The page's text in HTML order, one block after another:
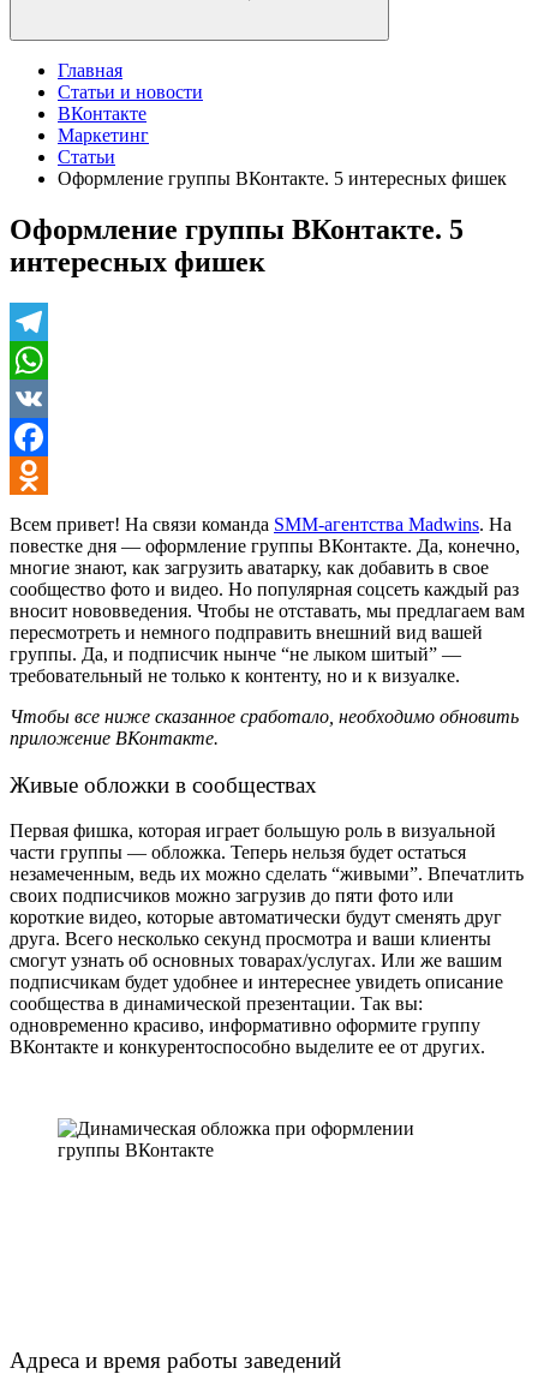
Главная
Статьи и новости
ВКонтакте
Маркетинг
Статьи
Оформление группы ВКонтакте. 5 интересных фишек
Оформление группы ВКонтакте. 5
интересных фишек
Telegram
WhatsApp
VK
Facebook
Odnoklassniki
Всем привет! На связи команда SMM-агентства Madwins. На
повестке дня — оформление группы ВКонтакте. Да, конечно,
многие знают, как загрузить аватарку, как добавить в свое
сообщество фото и видео. Но популярная соцсеть каждый раз
вносит нововведения. Чтобы не отставать, мы предлагаем вам
пересмотреть и немного подправить внешний вид вашей
группы. Да, и подписчик нынче “не лыком шитый” —
требовательный не только к контенту, но и к визуалке.
Чтобы все ниже сказанное сработало, необходимо обновить
приложение ВКонтакте.
Живые обложки в сообществах
Первая фишка, которая играет большую роль в визуальной
части группы — обложка. Теперь нельзя будет остаться
незамеченным, ведь их можно сделать “живыми”. Впечатлить
своих подписчиков можно загрузив до пяти фото или
короткие видео, которые автоматически будут сменять друг
друга. Всего несколько секунд просмотра и ваши клиенты
смогут узнать об основных товарах/услугах. Или же вашим
подписчикам будет удобнее и интереснее увидеть описание
сообщества в динамической презентации. Так вы:
одновременно красиво, информативно оформите группу
ВКонтакте и конкурентоспособно выделите ее от других.
Адреса и время работы заведений